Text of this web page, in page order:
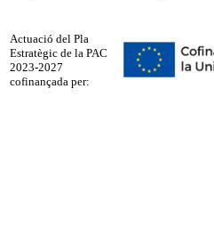
Actuació del Pla
Estratègic de la PAC
2023-2027
cofinançada per: